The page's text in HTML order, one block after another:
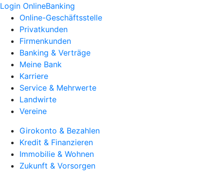
Login OnlineBanking
Online-Geschäftsstelle
Privatkunden
Firmenkunden
Banking & Verträge
Meine Bank
Karriere
Service & Mehrwerte
Landwirte
Vereine
Girokonto & Bezahlen
Kredit & Finanzieren
Immobilie & Wohnen
Zukunft & Vorsorgen